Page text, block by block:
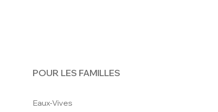
POUR LES FAMILLES
Eaux-Vives